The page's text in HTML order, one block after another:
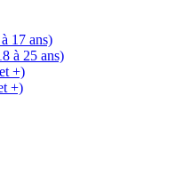
17 ans)
à 25 ans)
+)
+)